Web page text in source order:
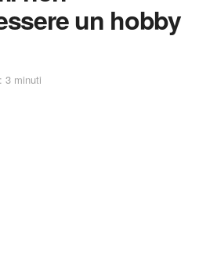
un hobby
3 minuti